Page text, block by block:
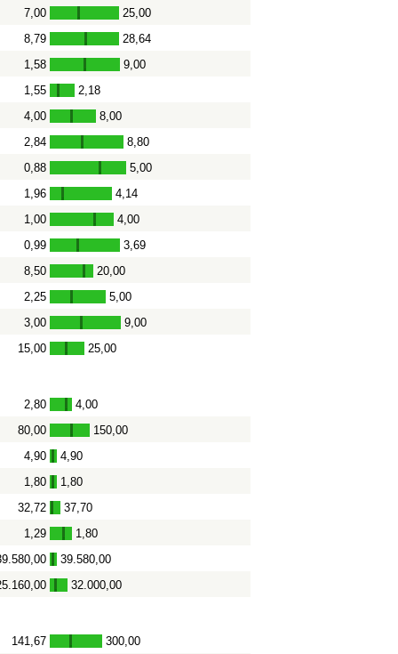
7,00
-
25,00
8,79
-
28,64
1,58
-
9,00
1,55
-
2,18
4,00
-
8,00
2,84
-
8,80
0,88
-
5,00
1,96
-
4,14
1,00
-
4,00
0,99
-
3,69
8,50
-
20,00
2,25
-
5,00
3,00
-
9,00
15,00
- 25,00
2,80 - 4,00
80,00
-
150,00
4,90 - 4,90
1,80 - 1,80
32,72 -
37,70
1,29
-
1,80
- 39.580,00
- 32.000,00
141,67 -
300,00